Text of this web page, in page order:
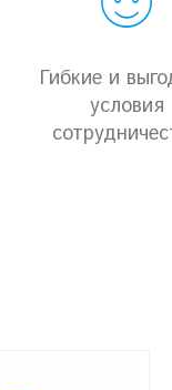
Гибкие и
условия